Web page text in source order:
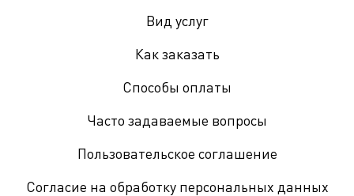
Вид услуг
Как заказать
Способы оплаты
Часто задаваемые вопросы
Пользовательское соглашение
Согласие на обработку персональных данных